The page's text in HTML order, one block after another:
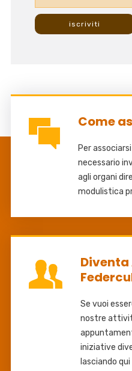
Come
Per
necessario
agli organi
modulistica
Se vuoi
nostre
iniziative
lasciando